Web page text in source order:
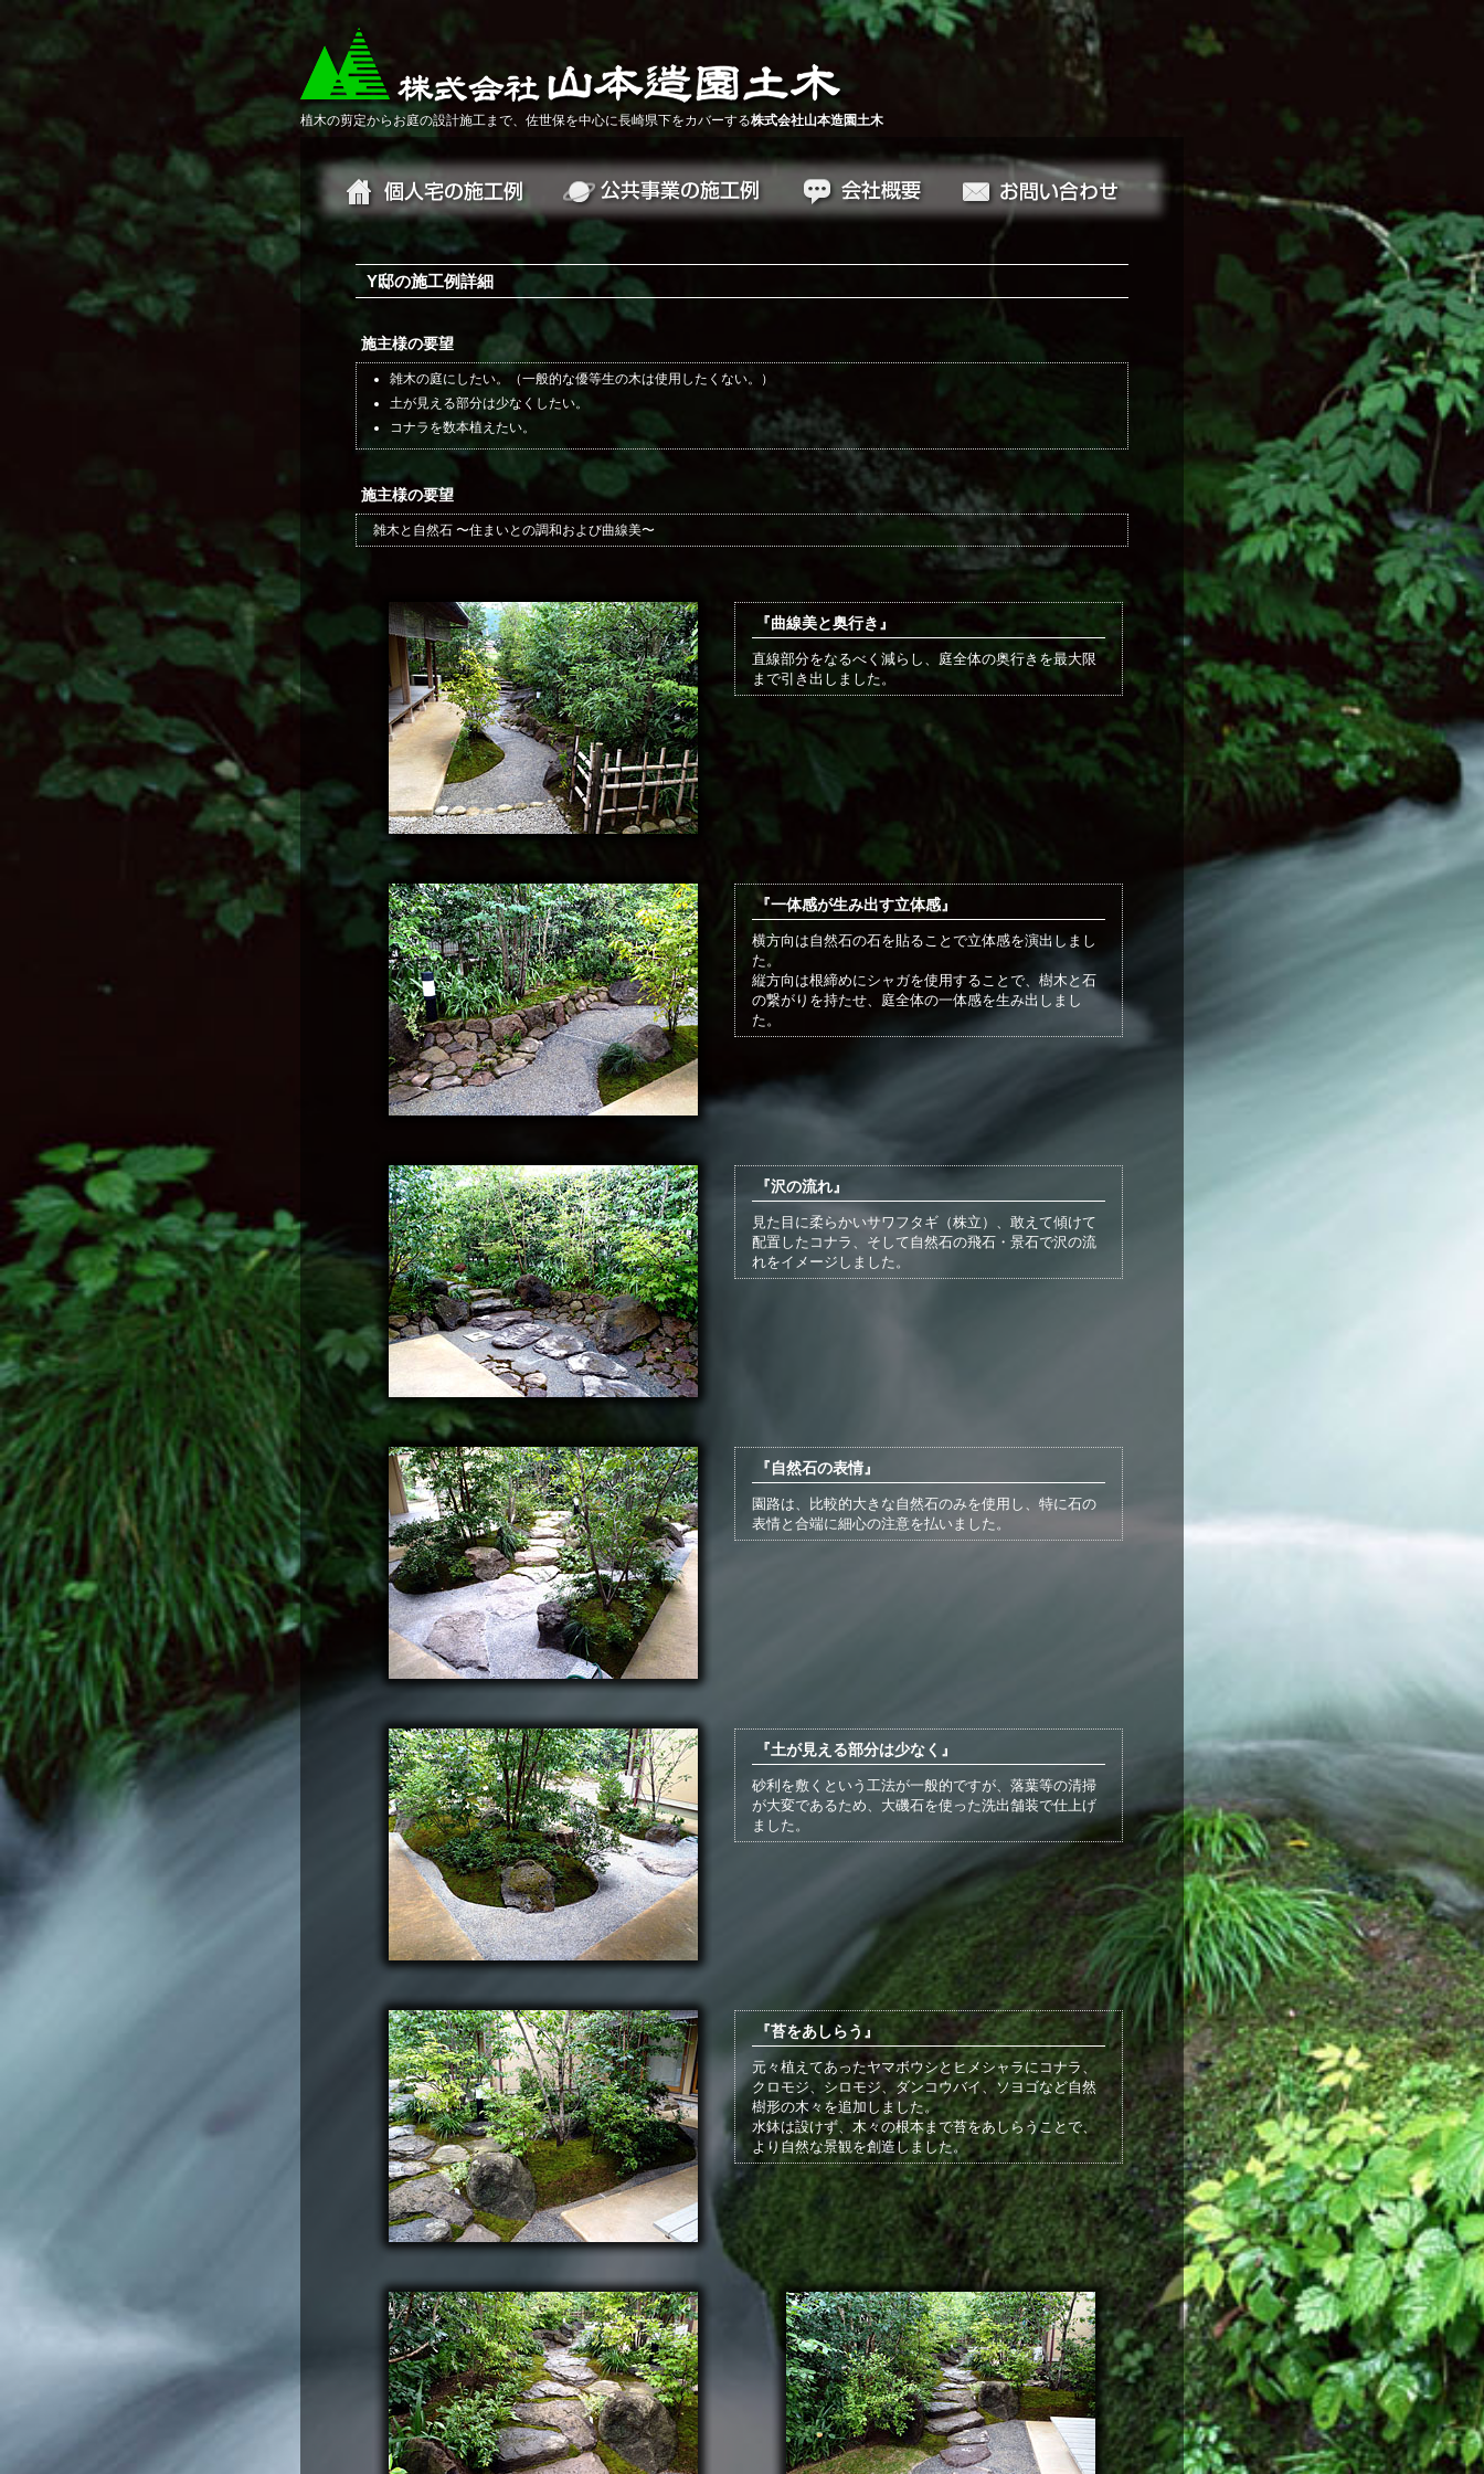
植木の剪定からお庭の設計施工まで、佐世保を中心に長崎県下をカバーする株式会社山本造園土木
Y邸の施工例詳細
施主様の要望
雑木の庭にしたい。（一般的な優等生の木は使用したくない。）
土が見える部分は少なくしたい。
コナラを数本植えたい。
施主様の要望
雑木と自然石 〜住まいとの調和および曲線美〜
『曲線美と奥行き』
直線部分をなるべく減らし、庭全体の奥行きを最大限
まで引き出しました。
『一体感が生み出す立体感』
横方向は自然石の石を貼ることで立体感を演出しまし
た。
縦方向は根締めにシャガを使用することで、樹木と石
の繋がりを持たせ、庭全体の一体感を生み出しまし
た。
『沢の流れ』
見た目に柔らかいサワフタギ（株立）、敢えて傾けて
配置したコナラ、そして自然石の飛石・景石で沢の流
れをイメージしました。
『自然石の表情』
園路は、比較的大きな自然石のみを使用し、特に石の
表情と合端に細心の注意を払いました。
『土が見える部分は少なく』
砂利を敷くという工法が一般的ですが、落葉等の清掃
が大変であるため、大磯石を使った洗出舗装で仕上げ
ました。
『苔をあしらう』
元々植えてあったヤマボウシとヒメシャラにコナラ、
クロモジ、シロモジ、ダンコウバイ、ソヨゴなど自然
樹形の木々を追加しました。
水鉢は設けず、木々の根本まで苔をあしらうことで、
より自然な景観を創造しました。